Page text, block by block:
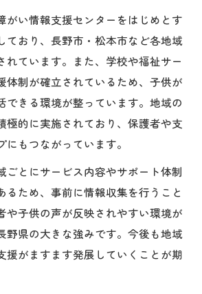
がい情報支援センターをはじめとす
ており、長野市・松本市など各地域
れています。また、学校や福祉サー
体制が確立されているため、子供が
できる環境が整っています。地域の
極的に実施されており、保護者や支
もつながっています。
ごとにサービス内容やサポート体制
るため、事前に情報収集を行うこと
や子供の声が反映されやすい環境が
野県の大きな強みです。今後も地域
援がますます発展していくことが期